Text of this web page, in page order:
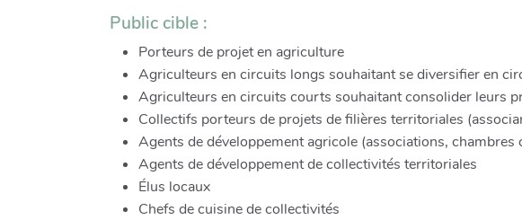
Public cible :
Porteurs de projet en agriculture
Agriculteurs en circuits longs souhaitant se diversifier en
Agriculteurs en circuits courts souhaitant consolider leurs
Collectifs porteurs de projets de filières territoriales
Agents de développement agricole (associations, chambres
Agents de développement de collectivités territoriales
Élus locaux
Chefs de cuisine de collectivités